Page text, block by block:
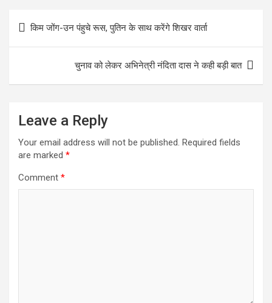
k
rs
r
किम जोंग-उन पंहुचे रूस, पुतिन के साथ करेंगे शिखर वार्ता
चुनाव को लेकर अभिनेत्री नंदिता दास ने कही बड़ी बात
Leave a Reply
Your email address will not be published. Required fields
are marked *
Comment *